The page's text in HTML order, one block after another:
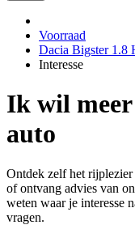
Voorraad
Dacia Bigster 1.8
Interesse
Ik wil meer
auto
Ontdek zelf het rijplezier
of ontvang advies van
weten waar je interesse
vragen.